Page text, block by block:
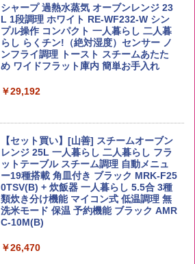
by Amazon 国産ブレンド米 精米 5kg
￥2,650
￥3,980
【在庫処分価格】ももたろう印 無洗米 5
kg 業務用 お米マイスターブレンド
ブラックニッカ ニッカ Nikka ウィスキ
ー4000ml ブラックニッカクリア ウヰス
キー 【日本 アサヒ ウィスキー】 大容量
お得 4リットル
￥4,356
￥6,054
角ハイボール 350ml×24本 サントリー ウ
イスキー ハイボール 缶
￥4,939
チキンラーメン どんぶり 85g×12個 日清
食品 インスタント カップ麺
￥1,939
【公式】ブタメン とんこつ味 35g×15個
パニー
￥1,451
国分 tabete だし麺 千葉県産はまぐりだ
し 塩らーめん 108g×10袋 保存食 備蓄
￥2,323
シャープ 過熱水蒸気 オーブンレンジ 23
L 1段調理 ホワイト RE-WF232-W シン
プル操作 コンパクト 一人暮らし 二人暮
らし らくチン!（絶対湿度）センサー ノ
ンフライ調理 トースト スチームあたた
め ワイドフラット庫内 簡単お手入れ
￥29,192
【セット買い】[山善] スチームオーブン
レンジ 25L 一人暮らし 二人暮らし フラ
ットテーブル スチーム調理 自動メニュ
ー19種搭載 角皿付き ブラック MRK-F25
0TSV(B) + 炊飯器 一人暮らし 5.5合 3種
類炊き分け機能 マイコン式 低温調理 無
洗米モード 保温 予約機能 ブラック AMR
C-10M(B)
￥26,470